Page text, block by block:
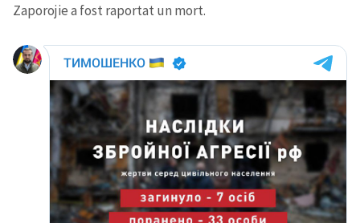
Zaporojie a fost raportat un mort.